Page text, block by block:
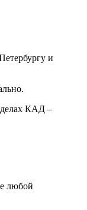
и
КАД –
любой